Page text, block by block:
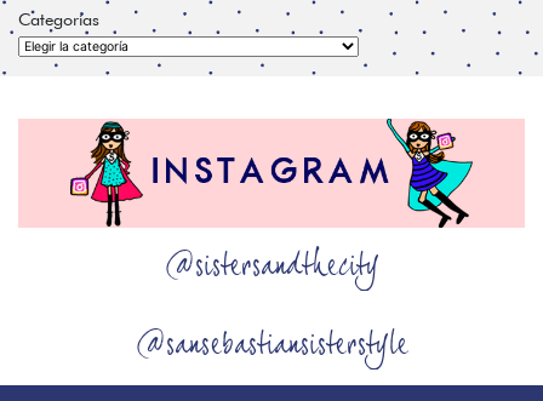
Categorías
Categorías
@sistersandthecity
@sansebastiansisterstyle